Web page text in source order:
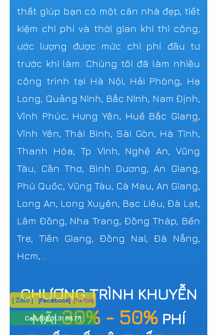
thất giúp bạn có một căn nhà đẹp, tiết
kiệm chi phí và thời gian khi thi công,
ước lượng được mức chi phí đầu tư
trước khi làm. Chúng tôi đã làm nhiều
công trình tại Hà Nội, Hải Phòng, Hạ
Long, Quảng Ninh, Bắc Ninh, Nam Định,
Vĩnh Phúc, Hưng Yên, Huế Bắc Giang,
Vĩnh Yên, Thái Bình, Sài Gòn, Hà Tĩnh,
Thanh Hóa, Tp Vinh, Nghệ An, Vũng
Tàu, Cần Thơ, Bình Dương, An Giang,
Phú Quốc, Vũng Tàu, Cà Mau, An Giang,
Long An, Long Xuyên, Bạc Liêu, Đà Lạt,
Lâm Đồng, Nha Trang, Đồng Tháp, Bến
Tre, Tiền Giang, Đồng Nai, Đà Nẵng,
Hcm,...
CHƯƠNG TRÌNH KHUYỄN
MÃI30% - 50% PHÍ
[ Zalo ] [Facebook] [TikTok]
Call:[09.31.31.88.77]